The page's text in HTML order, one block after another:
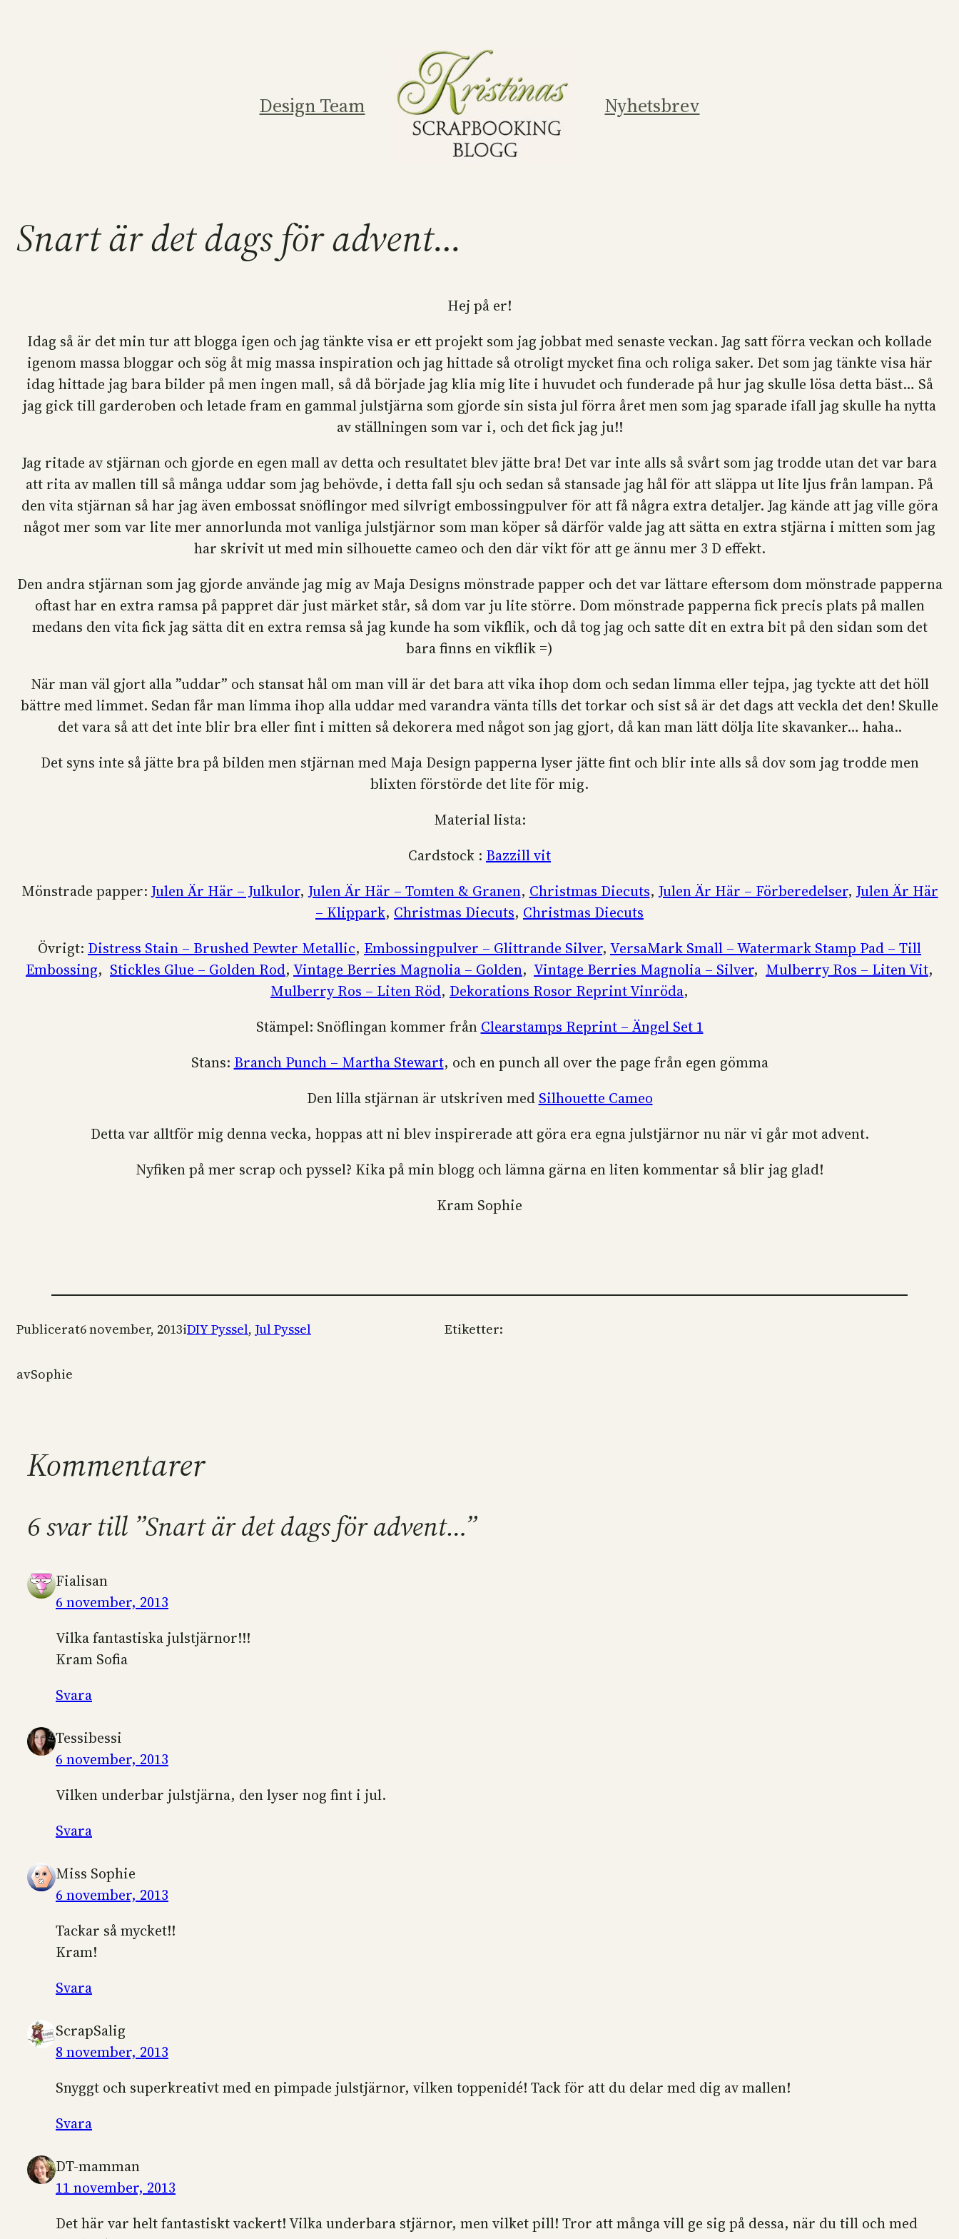
Design Team Nyhetsbrev
Snart är det dags för advent…
Hej på er!
Idag så är det min tur att blogga igen och jag tänkte visa er ett projekt som jag jobbat med senaste veckan. Jag satt förra veckan och kollade
igenom massa bloggar och sög åt mig massa inspiration och jag hittade så otroligt mycket fina och roliga saker. Det som jag tänkte visa här
idag hittade jag bara bilder på men ingen mall, så då började jag klia mig lite i huvudet och funderade på hur jag skulle lösa detta bäst… Så
jag gick till garderoben och letade fram en gammal julstjärna som gjorde sin sista jul förra året men som jag sparade ifall jag skulle ha nytta
av ställningen som var i, och det fick jag ju!!
Jag ritade av stjärnan och gjorde en egen mall av detta och resultatet blev jätte bra! Det var inte alls så svårt som jag trodde utan det var bara
att rita av mallen till så många uddar som jag behövde, i detta fall sju och sedan så stansade jag hål för att släppa ut lite ljus från lampan. På
den vita stjärnan så har jag även embossat snöflingor med silvrigt embossingpulver för att få några extra detaljer. Jag kände att jag ville göra
något mer som var lite mer annorlunda mot vanliga julstjärnor som man köper så därför valde jag att sätta en extra stjärna i mitten som jag
har skrivit ut med min silhouette cameo och den där vikt för att ge ännu mer 3 D effekt.
Den andra stjärnan som jag gjorde använde jag mig av Maja Designs mönstrade papper och det var lättare eftersom dom mönstrade papperna
oftast har en extra ramsa på pappret där just märket står, så dom var ju lite större. Dom mönstrade papperna fick precis plats på mallen
medans den vita fick jag sätta dit en extra remsa så jag kunde ha som vikflik, och då tog jag och satte dit en extra bit på den sidan som det
bara finns en vikflik =)
När man väl gjort alla ”uddar” och stansat hål om man vill är det bara att vika ihop dom och sedan limma eller tejpa, jag tyckte att det höll
bättre med limmet. Sedan får man limma ihop alla uddar med varandra vänta tills det torkar och sist så är det dags att veckla det den! Skulle
det vara så att det inte blir bra eller fint i mitten så dekorera med något son jag gjort, då kan man lätt dölja lite skavanker… haha..
Det syns inte så jätte bra på bilden men stjärnan med Maja Design papperna lyser jätte fint och blir inte alls så dov som jag trodde men
blixten förstörde det lite för mig.
Material lista:
Cardstock : Bazzill vit
Mönstrade papper:Julen Är Här – Julkulor,Julen Är Här – Tomten & Granen, Christmas Diecuts,Julen Är Här – Förberedelser,Julen Är Här
– Klippark, Christmas Diecuts, Christmas Diecuts
Övrigt: Distress Stain – Brushed Pewter Metallic, Embossingpulver – Glittrande Silver, VersaMark Small – Watermark Stamp Pad – Till
Embossing, Stickles Glue – Golden Rod, Vintage Berries Magnolia – Golden, Vintage Berries Magnolia – Silver, Mulberry Ros – Liten Vit,
Mulberry Ros – Liten Röd, Dekorations Rosor Reprint Vinröda,
Stämpel: Snöflingan kommer från Clearstamps Reprint – Ängel Set 1
Stans: Branch Punch – Martha Stewart, och en punch all over the page från egen gömma
Den lilla stjärnan är utskriven med Silhouette Cameo
Detta var alltför mig denna vecka, hoppas att ni blev inspirerade att göra era egna julstjärnor nu när vi går mot advent.
Nyfiken på mer scrap och pyssel? Kika på min blogg och lämna gärna en liten kommentar så blir jag glad!
Kram Sophie
Publicerat6 november, 2013iDIY Pyssel, Jul Pyssel
avSophie
Etiketter:
Kommentarer
6 svar till ”Snart är det dags för advent…”
Fialisan
6 november, 2013
Vilka fantastiska julstjärnor!!!
Kram Sofia
Svara
Tessibessi
6 november, 2013
Vilken underbar julstjärna, den lyser nog fint i jul.
Svara
Miss Sophie
6 november, 2013
Tackar så mycket!!
Kram!
Svara
ScrapSalig
8 november, 2013
Snyggt och superkreativt med en pimpade julstjärnor, vilken toppenidé! Tack för att du delar med dig av mallen!
Svara
DT-mamman
11 november, 2013
Det här var helt fantastiskt vackert! Vilka underbara stjärnor, men vilket pill! Tror att många vill ge sig på dessa, när du till och med